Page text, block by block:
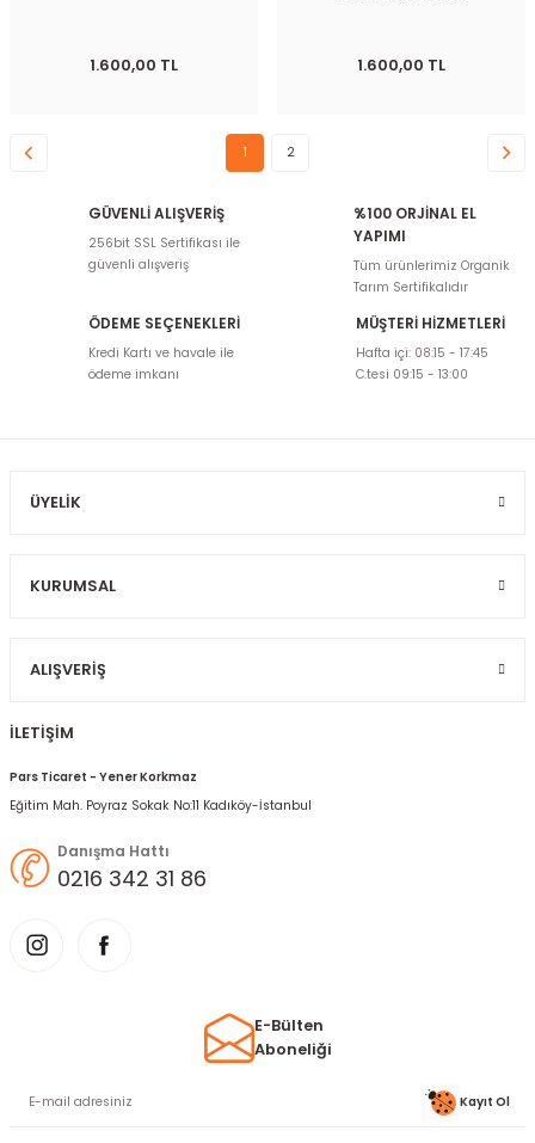
1.600,00 TL 1.600,00 TL
1 2
GÜVENLİ ALIŞVERİŞ
256bit SSL Sertifikası ile
güvenli alışveriş
%100 ORJİNAL EL
YAPIMI
Tüm ürünlerimiz Organik
Tarım Sertifikalıdır
ÖDEME SEÇENEKLERİ
Kredi Kartı ve havale ile
ödeme imkanı
MÜŞTERİ HİZMETLERİ
Hafta içi: 08:15 - 17:45
C.tesi 09:15 - 13:00
ÜYELIK
KURUMSAL
ALIŞVERIŞ
İLETİŞİM
Pars Ticaret - Yener Korkmaz
Eğitim Mah. Poyraz Sokak No:11 Kadıköy-İstanbul
Danışma Hattı
0216 342 31 86
E-Bülten
Aboneliği
Kayıt Ol